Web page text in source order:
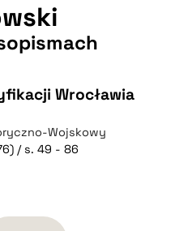
Wrocławia
Wojskowy
/ s. 49 - 86